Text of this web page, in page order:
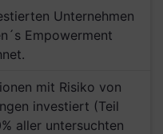
Unternehmen
Empowerment
mit Risiko von
investiert (Teil
aller untersuchten